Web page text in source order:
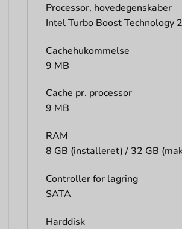
Processor, hovedegenskaber
Intel Turbo Boost Technology 2
Cachehukommelse
9 MB
Cache pr. processor
9 MB
RAM
8 GB (installeret) / 32 GB
Controller for lagring
SATA
Harddisk